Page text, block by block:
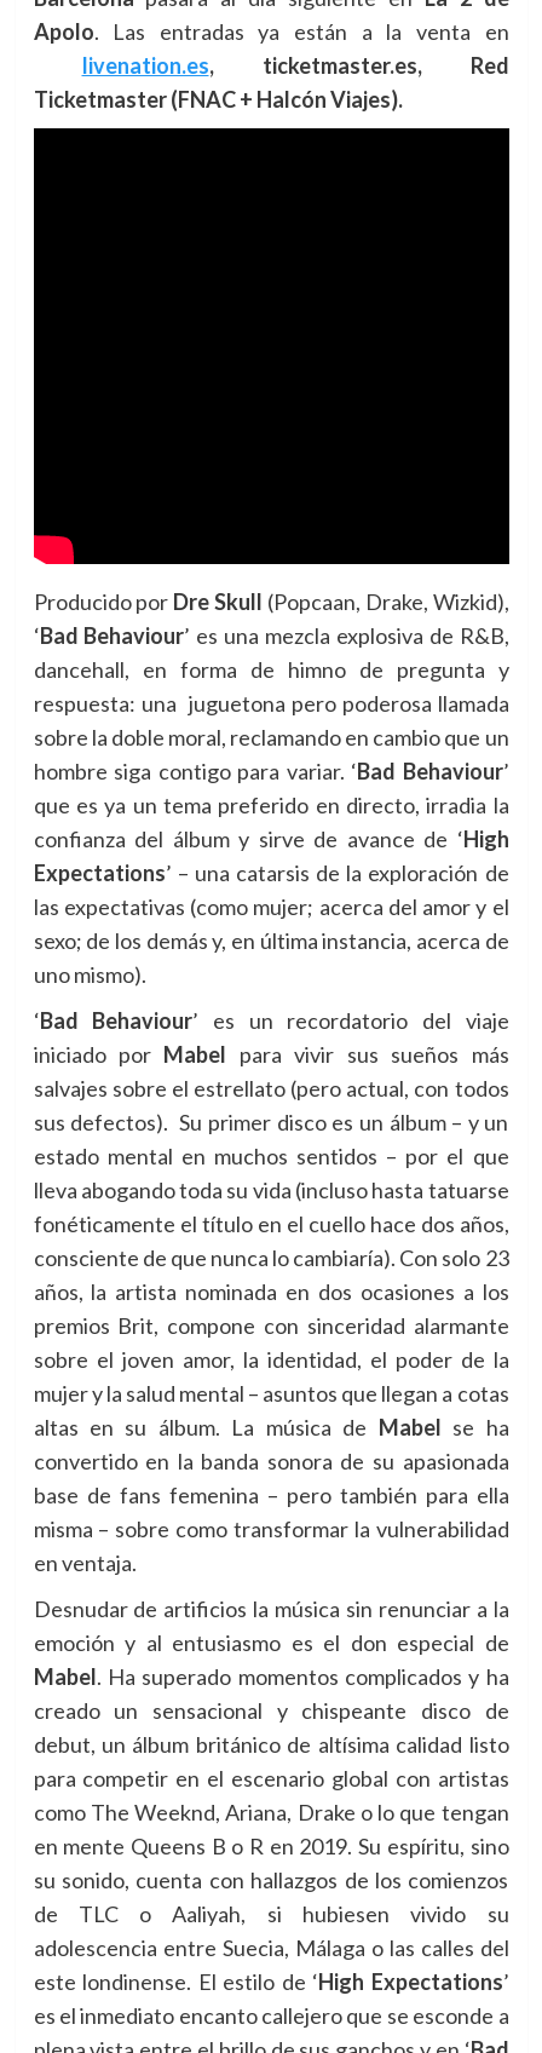
Apolo. Las entradas ya están a la venta en
livenation.es, ticketmaster.es, Red
Ticketmaster (FNAC + Halcón Viajes).
Producido por Dre Skull (Popcaan, Drake, Wizkid),
‘Bad Behaviour’ es una mezcla explosiva de R&B,
dancehall, en forma de himno de pregunta y
respuesta: una juguetona pero poderosa llamada
sobre la doble moral, reclamando en cambio que un
hombre siga contigo para variar. ‘Bad Behaviour’
que es ya un tema preferido en directo, irradia la
confianza del álbum y sirve de avance de ‘High
Expectations’ – una catarsis de la exploración de
las expectativas (como mujer; acerca del amor y el
sexo; de los demás y, en última instancia, acerca de
uno mismo).
‘Bad Behaviour’ es un recordatorio del viaje
iniciado por Mabel para vivir sus sueños más
salvajes sobre el estrellato (pero actual, con todos
sus defectos). Su primer disco es un álbum – y un
estado mental en muchos sentidos – por el que
lleva abogando toda su vida (incluso hasta tatuarse
fonéticamente el título en el cuello hace dos años,
consciente de que nunca lo cambiaría). Con solo 23
años, la artista nominada en dos ocasiones a los
premios Brit, compone con sinceridad alarmante
sobre el joven amor, la identidad, el poder de la
mujer y la salud mental – asuntos que llegan a cotas
altas en su álbum. La música de Mabel se ha
convertido en la banda sonora de su apasionada
base de fans femenina – pero también para ella
misma – sobre como transformar la vulnerabilidad
en ventaja.
Desnudar de artificios la música sin renunciar a la
emoción y al entusiasmo es el don especial de
Mabel. Ha superado momentos complicados y ha
creado un sensacional y chispeante disco de
debut, un álbum británico de altísima calidad listo
para competir en el escenario global con artistas
como The Weeknd, Ariana, Drake o lo que tengan
en mente Queens B o R en 2019. Su espíritu, sino
su sonido, cuenta con hallazgos de los comienzos
de TLC o Aaliyah, si hubiesen vivido su
adolescencia entre Suecia, Málaga o las calles del
este londinense. El estilo de ‘High Expectations’
es el inmediato encanto callejero que se esconde a